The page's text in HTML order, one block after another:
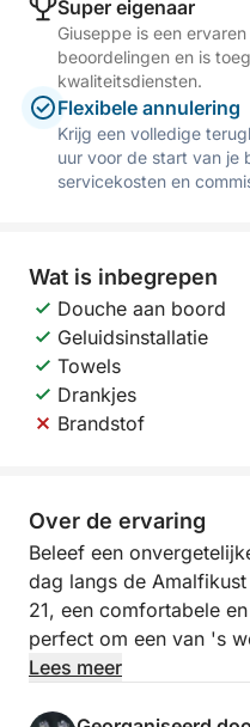
Super eigenaar
Giuseppe is een
beoordelingen en is
kwaliteitsdiensten.
Flexibele annulering
Krijg een volledige
uur voor de start van je
servicekosten en
Wat is inbegrepen
Douche aan boord
Geluidsinstallatie
Towels
Drankjes
Brandstof
Over de ervaring
Beleef een
dag langs de
21, een comfortabele
perfect om een van 's
kuststroken vanaf het
Lees meer